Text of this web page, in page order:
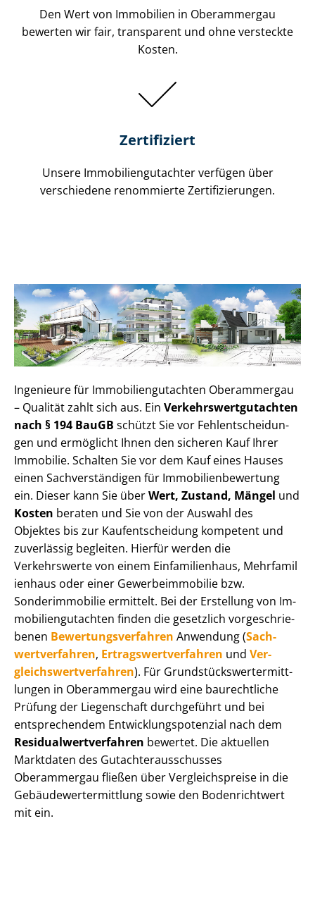
Den Wert von Immobilien in Oberammergau
bewerten wir fair, transparent und ohne versteckte
Kosten.
Zertifiziert
Unsere Immobilien­gutachter verfügen über
verschiedene renommierte Zer­ti­fi­zie­run­gen.
Ingenieure für Im­mo­bi­li­en­gut­ach­ten Oberammergau
– Qualität zahlt sich aus. Ein Ver­kehrs­wert­gut­ach­ten
nach § 194 BauGB schützt Sie vor Fehl­ent­schei­dun­
gen und ermöglicht Ihnen den sicheren Kauf Ihrer
Immobilie. Schalten Sie vor dem Kauf eines Hauses
einen Sach­ver­stän­di­gen für Im­mo­bi­li­en­be­wer­tung
ein. Dieser kann Sie überWert, Zustand, Mängel und
Kosten beraten und Sie von der Auswahl des
Objektes bis zur Kauf­ent­schei­dung kompetent und
zuverlässig begleiten. Hierfür werden die
Verkehrswerte von einem Einfamilienhaus, Mehr­fa­mi­l
i­en­haus oder einer Ge­wer­be­im­mo­bi­lie bzw.
Sonderimmobilie ermittelt. Bei der Erstellung von Im­
mo­bi­li­en­gut­ach­ten finden die gesetzlich vor­ge­schrie­
be­nen Be­wer­tungs­ver­fah­ren Anwendung (Sach­
wert­ver­fah­ren, Er­trags­wert­ver­fah­ren und Ver­
gleichs­wert­ver­fah­ren). Für Grund­stücks­wert­ermitt­
lun­gen in Oberammergau wird eine baurechtliche
Prüfung der Liegenschaft durchgeführt und bei
entsprechendem Ent­wick­lungs­po­ten­zi­al nach dem
Re­si­du­al­wert­ver­fah­ren bewertet. Die aktuellen
Marktdaten des Gut­ach­ter­aus­schus­ses
Oberammergau fließen über Ver­gleichs­prei­se in die
Ge­bäu­de­wert­ermitt­lung sowie den Bodenrichtwert
mit ein.